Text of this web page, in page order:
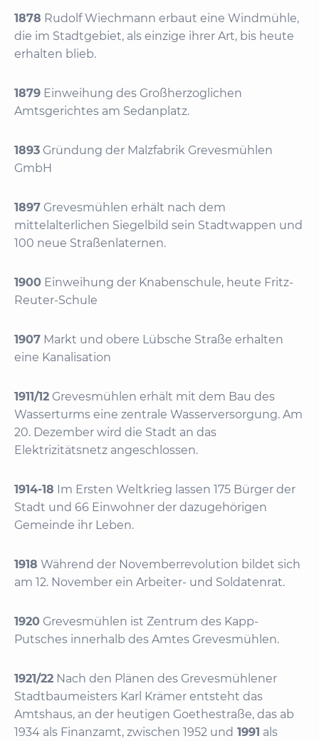
1878 Rudolf Wiechmann erbaut eine Windmühle,
die im Stadtgebiet, als einzige ihrer Art, bis heute
erhalten blieb.
1879 Einweihung des Großherzoglichen
Amtsgerichtes am Sedanplatz.
1893 Gründung der Malzfabrik Grevesmühlen
GmbH
1897 Grevesmühlen erhält nach dem
mittelalterlichen Siegelbild sein Stadtwappen und
100 neue Straßenlaternen.
1900 Einweihung der Knabenschule, heute Fritz-
Reuter-Schule
1907 Markt und obere Lübsche Straße erhalten
eine Kanalisation
1911/12 Grevesmühlen erhält mit dem Bau des
Wasserturms eine zentrale Wasserversorgung. Am
20. Dezember wird die Stadt an das
Elektrizitätsnetz angeschlossen.
1914-18 Im Ersten Weltkrieg lassen 175 Bürger der
Stadt und 66 Einwohner der dazugehörigen
Gemeinde ihr Leben.
1918 Während der Novemberrevolution bildet sich
am 12. November ein Arbeiter- und Soldatenrat.
1920 Grevesmühlen ist Zentrum des Kapp-
Putsches innerhalb des Amtes Grevesmühlen.
1921/22 Nach den Plänen des Grevesmühlener
Stadtbaumeisters Karl Krämer entsteht das
Amtshaus, an der heutigen Goethestraße, das ab
1934 als Finanzamt, zwischen 1952 und 1991 als